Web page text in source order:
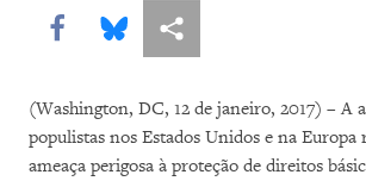
Share this via Facebook
Share this via Bluesky
Share this via
(Washington, DC, 12 de janeiro, 2017) – A
populistas nos Estados Unidos e na Europa
ameaça perigosa à proteção de direitos